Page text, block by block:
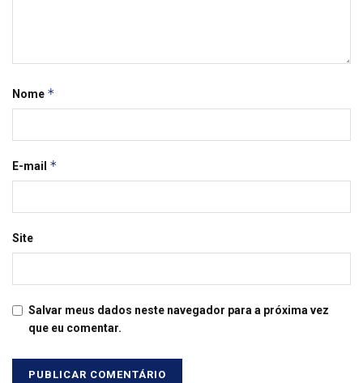
Nome *
E-mail *
Site
Salvar meus dados neste navegador para a próxima vez
que eu comentar.